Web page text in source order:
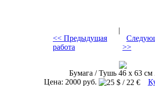
<< Предыдущая
работа
|
>>
Бумага / Тушь 46 х 63 см
Цена: 2000 руб.